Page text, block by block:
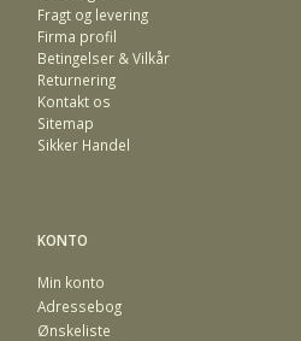
Fragt og levering
Firma profil
Betingelser & Vilkår
Returnering
Kontakt os
Sitemap
Sikker Handel
KONTO
Min konto
Adressebog
Ønskeliste